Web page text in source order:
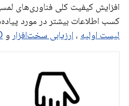
افزایش کیفیت کلی فناوری‌های
کسب اطلاعات بیشتر در مورد
لیست اولیه ، ارزیابی سخت‌افزار و